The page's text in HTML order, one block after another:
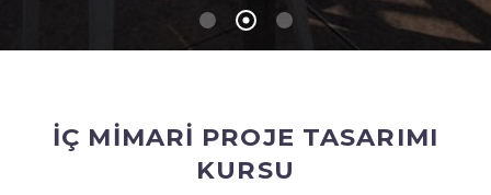
İÇ MIMARI PROJE TASARIMI
KURSU